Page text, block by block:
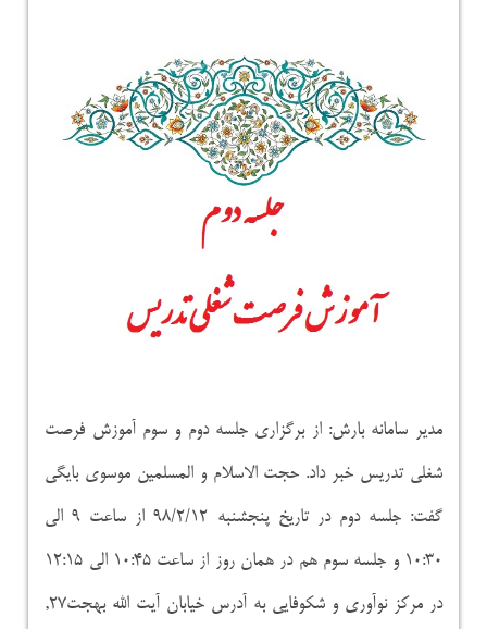
مدیر سامانه بارش: از برگزاری جلسه دوم و سوم آموزش فرصت
شغلی تدریس خبر داد. حجت الاسلام و المسلمین موسوی بایگی
گفت: جلسه دوم در تاریخ پنجشنبه ۹۸/۲/۱۲ از ساعت ۹ الی
۱۰:۳۰ و جلسه سوم هم در همان روز از ساعت ۱۰:۴۵ الی ۱۲:۱۵
در مرکز نوآوری و شکوفایی به آدرس خیابان آیت الله بهجت۲۷,